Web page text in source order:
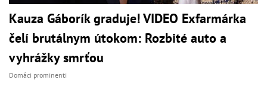
Kauza Gáborík graduje! VIDEO Exfarmárka
čelí brutálnym útokom: Rozbité auto a
vyhrážky smrťou
Domáci prominenti